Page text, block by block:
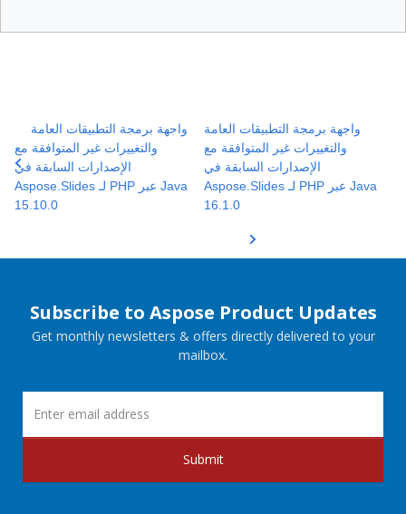
واجهة برمجة التطبيقات العامة
والتغييرات غير المتوافقة مع
الإصدارات السابقة في
Aspose.Slides لـ PHP عبر Java
15.10.0
واجهة برمجة التطبيقات العامة
والتغييرات غير المتوافقة مع
الإصدارات السابقة في
Aspose.Slides لـ PHP عبر Java
16.1.0
Subscribe to Aspose Product Updates
Get monthly newsletters & offers directly delivered to your
mailbox.
Submit